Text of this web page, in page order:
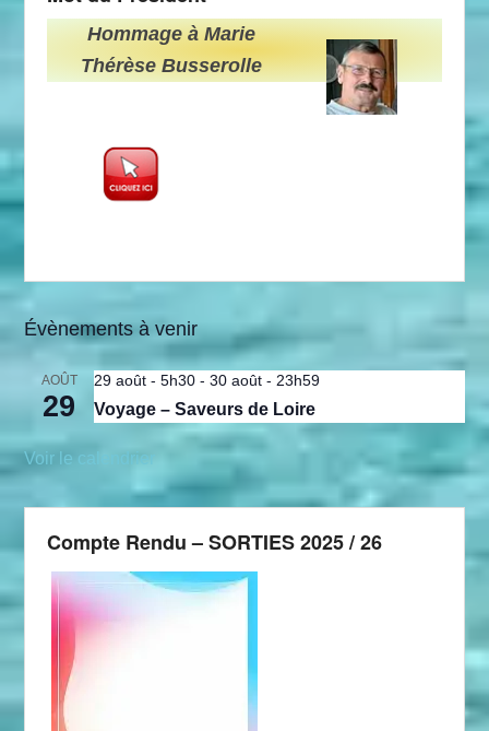
Hommage à Marie
Thérèse Busserolle
Évènements à venir
AOÛT
29
29 août - 5h30 -30 août - 23h59
Voyage – Saveurs de Loire
Voir le calendrier
Compte Rendu – SORTIES 2025 / 26